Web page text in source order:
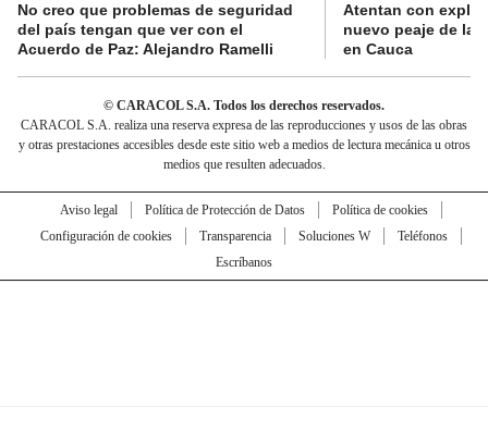
No creo que problemas de seguridad
del país tengan que ver con el
Acuerdo de Paz: Alejandro Ramelli
Atentan con
nuevo peaje de la
en Cauca
© CARACOL S.A. Todos los derechos reservados.
CARACOL S.A. realiza una reserva expresa de las reproducciones y usos de las obras
y otras prestaciones accesibles desde este sitio web a medios de lectura mecánica u otros
medios que resulten adecuados.
Aviso legal Política de Protección de Datos
Política de cookies
Configuración de cookies
Transparencia Soluciones W
Teléfonos
Escríbanos